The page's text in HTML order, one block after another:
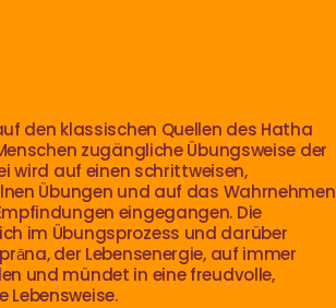
den klassischen Quellen des Hatha
zugängliche Übungsweise der
wird auf einen schrittweisen,
Übungen und auf das Wahrnehmen
eingegangen. Die
im Übungsprozess und darüber
der Lebensenergie, auf immer
und mündet in eine freudvolle,